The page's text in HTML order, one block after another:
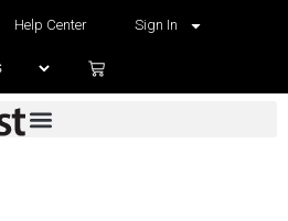
Help Center Sign In